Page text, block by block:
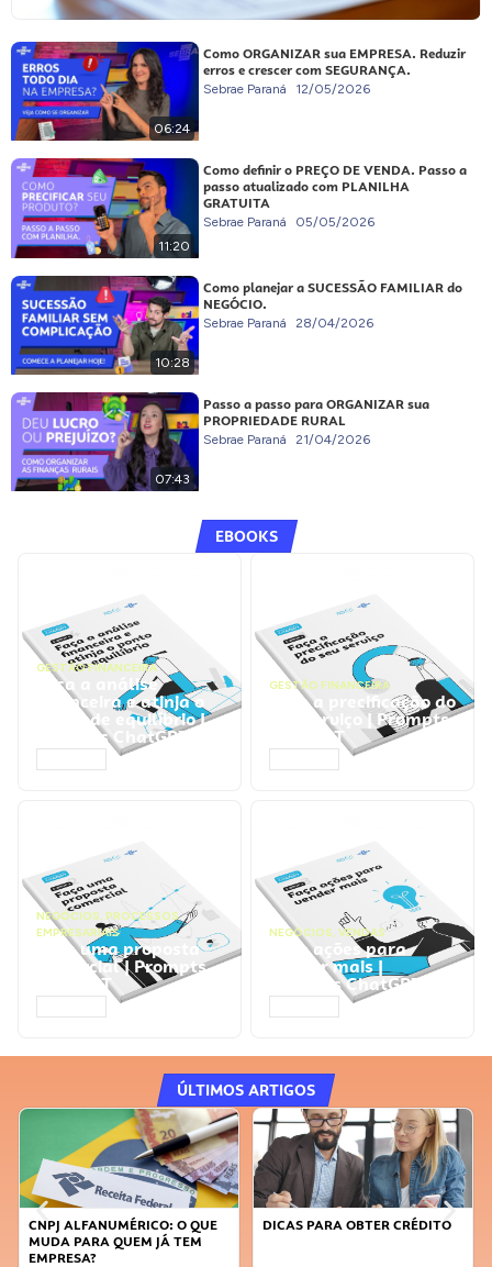
06:24
Como ORGANIZAR sua EMPRESA. Reduzir
erros e crescer com SEGURANÇA.
Sebrae Paraná 12/05/2026
11:20
Como definir o PREÇO DE VENDA. Passo a
passo atualizado com PLANILHA
GRATUITA
Sebrae Paraná 05/05/2026
10:28
Como planejar a SUCESSÃO FAMILIAR do
NEGÓCIO.
Sebrae Paraná 28/04/2026
07:43
Passo a passo para ORGANIZAR sua
PROPRIEDADE RURAL
Sebrae Paraná 21/04/2026
EBOOKS
GESTÃO FINANCEIRA
Faça a análise
financeira e atinja o
ponto de equilíbrio |
Prompts ChatGPT
GESTÃO FINANCEIRA
Faça a precificação do
seu serviço | Prompts
ChatGPT
NEGÓCIOS, PROCESSOS
EMPRESARIAIS
Faça uma proposta
comercial | Prompts
ChatGPT
NEGÓCIOS, VENDAS
Faça ações para
vender mais |
Prompts ChatGPT
ÚLTIMOS ARTIGOS
CNPJ ALFANUMÉRICO: O QUE
MUDA PARA QUEM JÁ TEM
EMPRESA?
DICAS PARA OBTER CRÉDITO